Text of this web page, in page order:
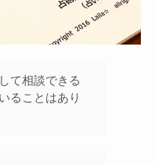
て相談できる
ることはあり